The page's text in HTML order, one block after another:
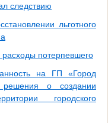
следствию
льготного
потерпевшего
на ГП «Город
о создании
городского